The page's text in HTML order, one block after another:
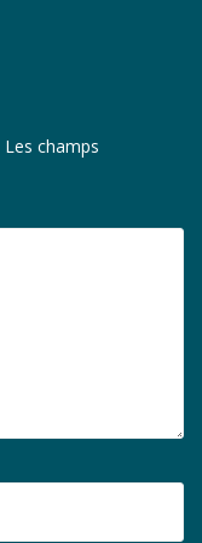
Les champs